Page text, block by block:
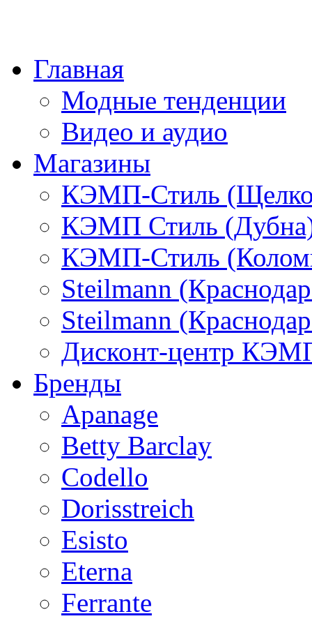
Главная
Модные тенденции
Видео и аудио
Магазины
КЭМП-Стиль
КЭМП Стиль
КЭМП-Стиль
Steilmann
Steilmann
Дисконт-центр
Бренды
Apanage
Betty Barclay
Codello
Dorisstreich
Esisto
Eterna
Ferrante